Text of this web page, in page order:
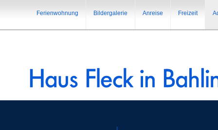
Ferienwohnung Bildergalerie Anreise Freizeit